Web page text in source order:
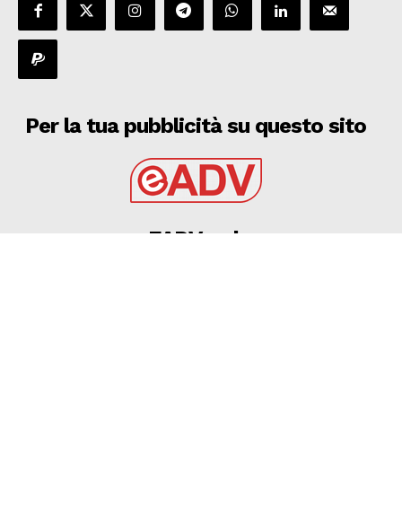
Per la tua pubblicità su questo sito
EADV s.r.l.